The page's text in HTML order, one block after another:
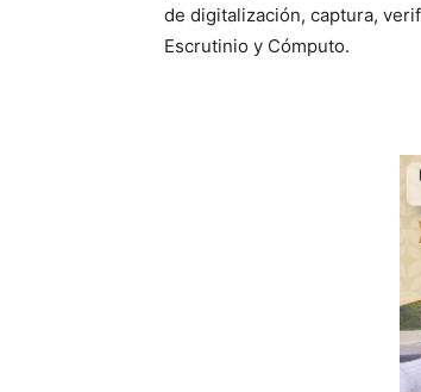
de digitalización, captura,
Escrutinio y Cómputo.